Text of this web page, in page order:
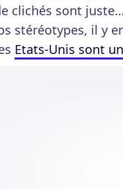
clichés sont
stéréotypes, il y
Etats-Unis sont